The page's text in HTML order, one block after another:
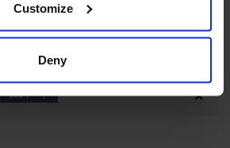
Customize
Deny
カンドショットが緩やかな打ち上げ
563ヤード